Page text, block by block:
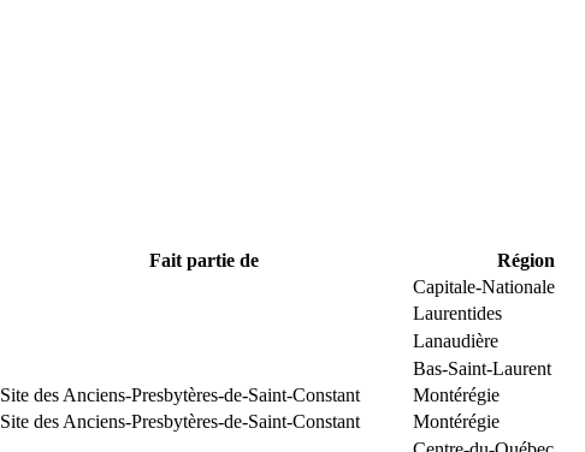
Fait partie de Région
Capitale-Nationale
Laurentides
Lanaudière
Bas-Saint-Laurent
Site des Anciens-Presbytères-de-Saint-Constant Montérégie
Site des Anciens-Presbytères-de-Saint-Constant Montérégie